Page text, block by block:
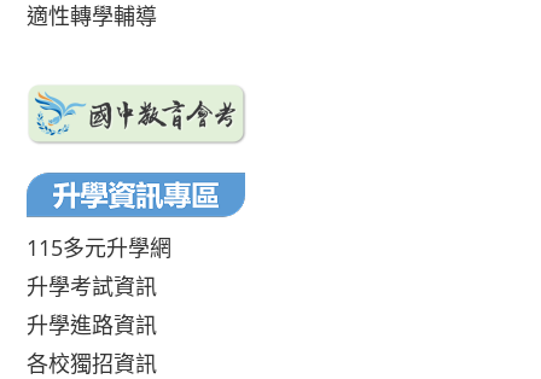
適性轉學輔導
115多元升學網
升學考試資訊
升學進路資訊
各校獨招資訊